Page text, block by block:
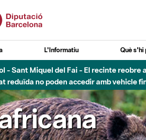
L'Informatiu Què s'hi
- Sant Miquel del Fai - El recinte
reduïda no poden accedir amb vehicle